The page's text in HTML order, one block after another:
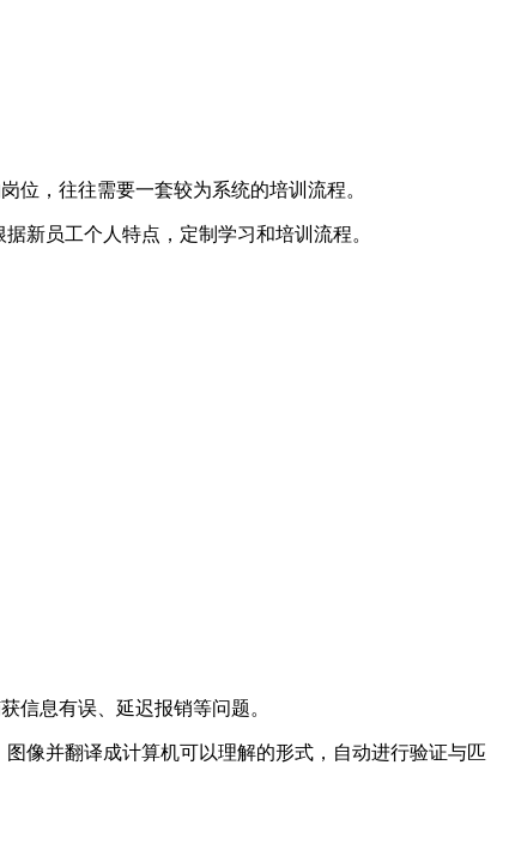
位，往往需要一套较为系统的培训流程。
新员工个人特点，定制学习和培训流程。
信息有误、延迟报销等问题。
像并翻译成计算机可以理解的形式，自动进行验证与匹